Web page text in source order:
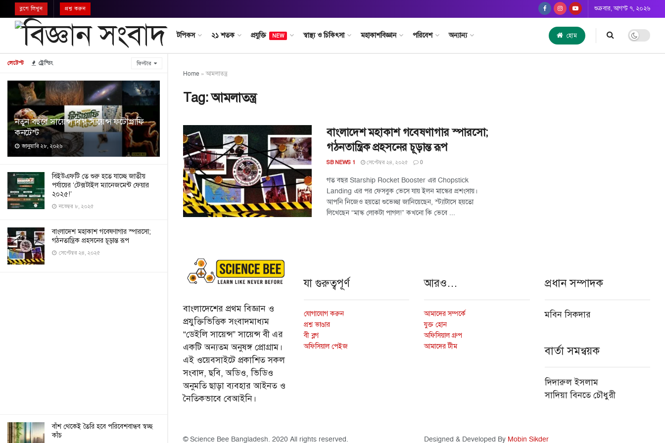
লেটেস্ট ট্রেন্ডিং ফিল্টার
নতুন বছরে সায়েন্স বি’র সায়েন্স ফটোগ্রাফি
কনটেস্ট
জানুয়ারি ২৮, ২০২৬
বিইউএফটি তে শুরু হতে যাচ্ছে জাতীয়
পর্যায়ের ‘টেক্সটাইল ম্যানেজমেন্ট ফেয়ার
২০২৫!’
নভেম্বর ৮, ২০২৫
বাংলাদেশ মহাকাশ গবেষণাগার স্পারসো;
গঠনতান্ত্রিক প্রহসনের চূড়ান্ত রূপ
সেপ্টেম্বর ২৪, ২০২৫
বাঁশ থেকেই তৈরি হবে পরিবেশবান্ধব স্বচ্ছ
কাঁচ
ব্লগে লিখুন প্রশ্ন করুন শুক্রবার, আগস্ট ৭, ২০২৬
টপিকস ২১ শতক প্রযুক্তি NEW স্বাস্থ্য ও চিকিৎসা মহাকাশবিজ্ঞান পরিবেশ অন্যান্য হোম
Home »আমলাতন্ত্র
Tag:আমলাতন্ত্র
বাংলাদেশ মহাকাশ গবেষণাগার স্পারসো;
গঠনতান্ত্রিক প্রহসনের চূড়ান্ত রূপ
SB NEWS 1 সেপ্টেম্বর ২৪, ২০২৫ 0
গত বছর Starship Rocket Booster এর Chopstick
Landing এর পর ফেসবুক ভেসে যায় ইলন মাস্কের প্রশংসায়।
আপনি নিজেও হয়তো শুভেচ্ছা জানিয়েছেন, স্ট্যাটাসে হয়তো
লিখেছেন “মাস্ক লোকটা পাগল!” কখনো কি ভেবে ...
বাংলাদেশের প্রথম বিজ্ঞান ও
প্রযুক্তিভিত্তিক সংবাদমাধ্যম
“ডেইলি সায়েন্স” সায়েন্স বী এর
একটি অন্যতম অনুষঙ্গ প্রোগ্রাম।
এই ওয়েবসাইটে প্রকাশিত সকল
সংবাদ, ছবি, অডিও, ভিডিও
অনুমতি ছাড়া ব্যবহার আইনত ও
নৈতিকভাবে বেআইনি।
যা গুরুত্বপূর্ণ
যোগাযোগ করুন
প্রশ্ন ভাণ্ডার
বী ব্লগ
অফিসিয়াল পেইজ
আরও…
আমাদের সম্পর্কে
যুক্ত হোন
অফিসিয়াল গ্রুপ
আমাদের টীম
প্রধান সম্পাদক
মবিন সিকদার
বার্তা সমন্বয়ক
দিদারুল ইসলাম
সাদিয়া বিনতে চৌধুরী
© Science Bee Bangladesh. 2020 All rights reserved. Designed & Developed By Mobin Sikder